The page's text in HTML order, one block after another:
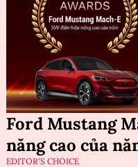
Ford Mustang
năng cao của
EDITOR'S CHOICE